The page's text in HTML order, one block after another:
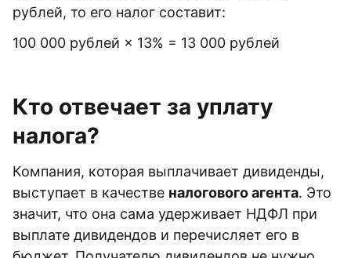
рублей, то его налог составит:
100 000 рублей × 13% = 13 000 рублей
Кто отвечает за уплату
налога?
Компания, которая выплачивает дивиденды,
выступает в качестве налогового агента. Это
значит, что она сама удерживает НДФЛ при
выплате дивидендов и перечисляет его в